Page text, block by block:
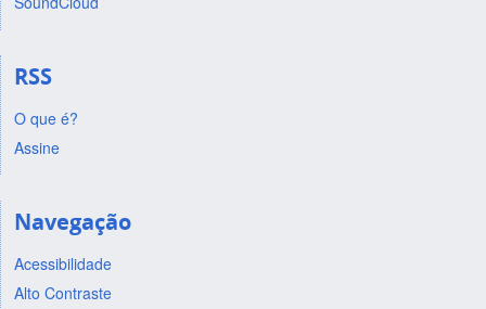
RSS
O que é?
Assine
Navegação
Acessibilidade
Alto Contraste